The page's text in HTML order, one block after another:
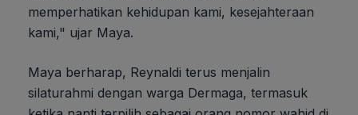
memperhatikan kehidupan kami, kesejahteraan
kami," ujar Maya.
Maya berharap, Reynaldi terus menjalin
silaturahmi dengan warga Dermaga, termasuk